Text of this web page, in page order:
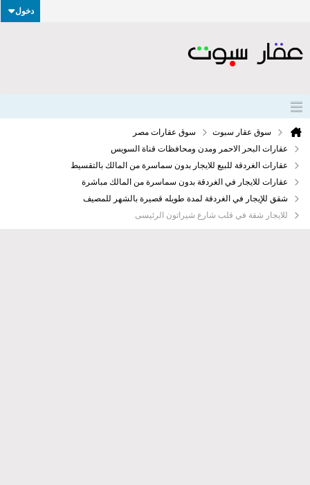
دخول
سوق عقار سبوت
سوق عقارات مصر
عقارات البحر الاحمر ومدن ومحافظات قناة السويس
عقارات الغردقة للبيع للايجار بدون سماسرة من المالك بالتقسيط
عقارات للايجار في الغردقة بدون سماسرة من المالك مباشرة
شقق للإيجار في الغردقة لمدة طويله قصيرة بالشهر للمصيف
للايجار شقة في قلب شارع شيراتون الرئيسى